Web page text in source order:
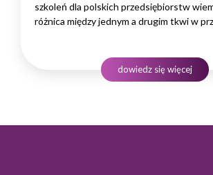
szkoleń dla polskich przedsiębiorstw
różnica między jednym a drugim tkwi w
które faktycznie przyniesie rezultaty —
dowiedz się więcej